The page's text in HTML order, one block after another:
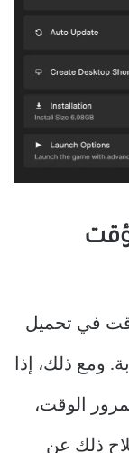
في تحميل
ومع ذلك، إذا
الوقت،
ذلك عن